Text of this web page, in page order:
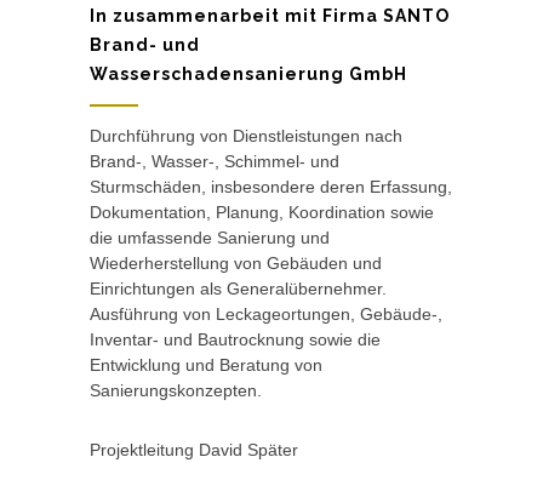
In zusammenarbeit mit Firma SANTO
Brand- und
Wasserschadensanierung GmbH
Durchführung von Dienstleistungen nach
Brand-, Wasser-, Schimmel- und
Sturmschäden, insbesondere deren Erfassung,
Dokumentation, Planung, Koordination sowie
die umfassende Sanierung und
Wiederherstellung von Gebäuden und
Einrichtungen als Generalübernehmer.
Ausführung von Leckageortungen, Gebäude-,
Inventar- und Bautrocknung sowie die
Entwicklung und Beratung von
Sanierungskonzepten.
Projektleitung David Später